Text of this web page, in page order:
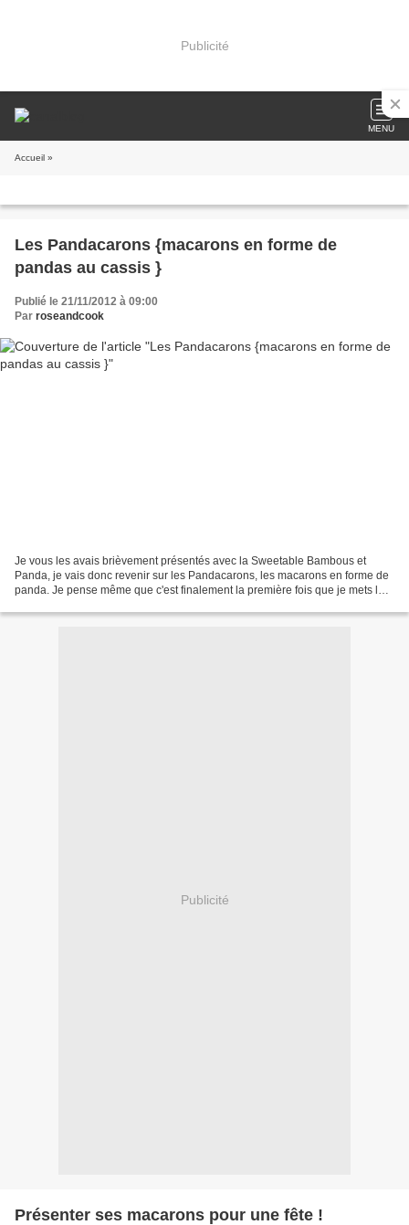
Publicité
MENU
Accueil »
Les Pandacarons {macarons en forme de
pandas au cassis }
Publié le 21/11/2012 à 09:00
Par roseandcook
Je vous les avais brièvement présentés avec la Sweetable Bambous et
Panda, je vais donc revenir sur les Pandacarons, les macarons en forme de
panda. Je pense même que c'est finalement la première fois que je mets la
Publicité
Présenter ses macarons pour une fête !